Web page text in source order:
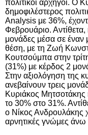
πολιτικοί αρχηγοί. Ο
δημοφιλέστερος
Analysis με 36%,
Φεβρουάριο.
μονάδες μέσα σε έναν
θέση, με τη Ζωή
Κουτσούμπα στην
(31%) με κέρδος 2
Στην αξιολόγηση της
ανεβαίνουν τρεις
Κυριάκος Μητσοτάκης
το 30% στο 31%.
ο Νίκος Ανδρουλάκης
αρνητικές γνώμες άνω